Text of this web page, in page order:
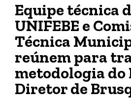
Equipe técnica
UNIFEBE e
Técnica
reúnem para
metodologia do
Diretor de